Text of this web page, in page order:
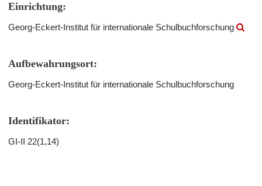
Einrichtung:
Georg-Eckert-Institut für internationale Schulbuchforschung
Aufbewahrungsort:
Georg-Eckert-Institut für internationale Schulbuchforschung
Identifikator:
GI-II 22(1,14)